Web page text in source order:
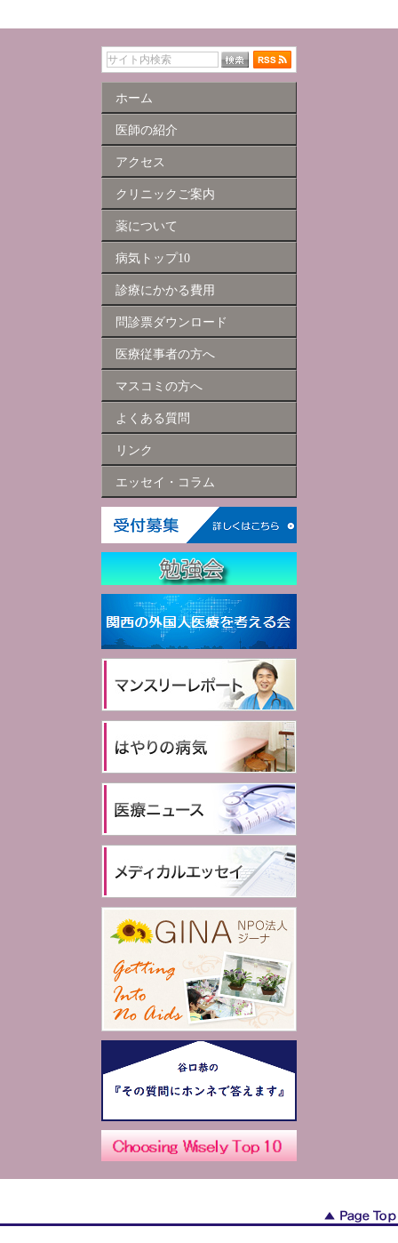
ホーム
医師の紹介
アクセス
クリニックご案内
薬について
病気トップ10
診療にかかる費用
問診票ダウンロード
医療従事者の方へ
マスコミの方へ
よくある質問
リンク
エッセイ・コラム